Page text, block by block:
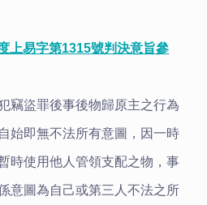
上易字第1315號判決意旨參
竊盜罪後事後物歸原主之行為
始即無不法所有意圖，因一時
時使用他人管領支配之物，事
意圖為自己或第三人不法之所